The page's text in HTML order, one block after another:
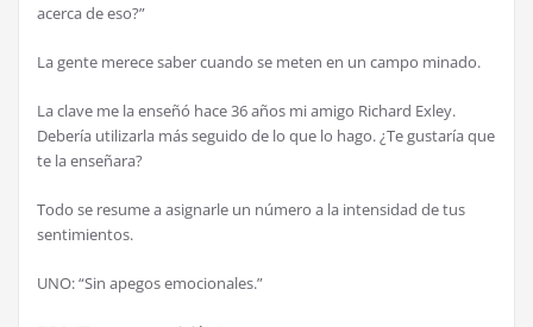
acerca de eso?”
La gente merece saber cuando se meten en un campo minado.
La clave me la enseñó hace 36 años mi amigo Richard Exley.
Debería utilizarla más seguido de lo que lo hago. ¿Te gustaría que
te la enseñara?
Todo se resume a asignarle un número a la intensidad de tus
sentimientos.
UNO: “Sin apegos emocionales.”